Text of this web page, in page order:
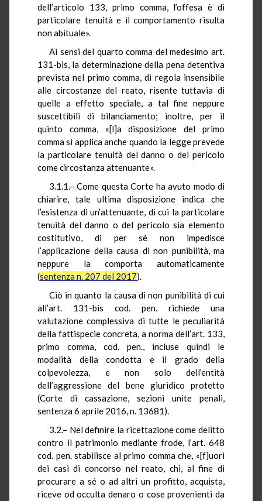
dell’articolo 133, primo comma, l’offesa è di
particolare tenuità e il comportamento risulta
non abituale».
Ai sensi del quarto comma del medesimo art.
131-bis, la determinazione della pena detentiva
prevista nel primo comma, di regola insensibile
alle circostanze del reato, risente tuttavia di
quelle a effetto speciale, a tal fine neppure
suscettibili di bilanciamento; inoltre, per il
quinto comma, «[l]a disposizione del primo
comma si applica anche quando la legge prevede
la particolare tenuità del danno o del pericolo
come circostanza attenuante».
3.1.1.– Come questa Corte ha avuto modo di
chiarire, tale ultima disposizione indica che
l’esistenza di un’attenuante, di cui la particolare
tenuità del danno o del pericolo sia elemento
costitutivo, di per sé non impedisce
l’applicazione della causa di non punibilità, ma
neppure la comporta automaticamente
(sentenza n. 207 del 2017).
Ciò in quanto la causa di non punibilità di cui
all’art. 131-bis cod. pen. richiede una
valutazione complessiva di tutte le peculiarità
della fattispecie concreta, a norma dell’art. 133,
primo comma, cod. pen., incluse quindi le
modalità della condotta e il grado della
colpevolezza, e non solo dell’entità
dell’aggressione del bene giuridico protetto
(Corte di cassazione, sezioni unite penali,
sentenza 6 aprile 2016, n. 13681).
3.2.– Nel definire la ricettazione come delitto
contro il patrimonio mediante frode, l’art. 648
cod. pen. stabilisce al primo comma che, «[f]uori
dei casi di concorso nel reato, chi, al fine di
procurare a sé o ad altri un profitto, acquista,
riceve od occulta denaro o cose provenienti da